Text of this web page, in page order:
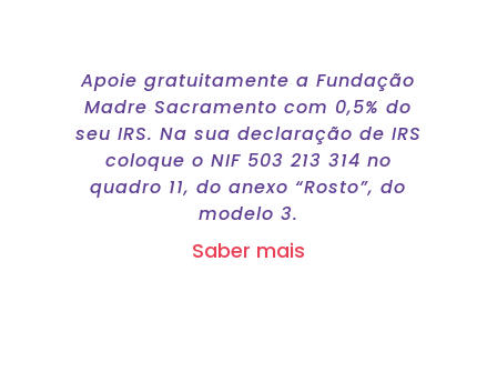
Apoie gratuitamente a Fundação
Madre Sacramento com 0,5% do
seu IRS. Na sua declaração de IRS
coloque o NIF 503 213 314 no
quadro 11, do anexo “Rosto”, do
modelo 3.
Saber mais